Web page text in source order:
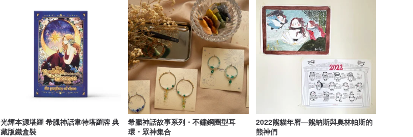
光輝本源塔羅 希臘神話韋特塔羅牌 典
藏版鐵盒裝
希臘神話故事系列・不鏽鋼圈型耳
環・眾神集合
2022熊貓年曆—熊納斯與奧林帕斯的
熊神們